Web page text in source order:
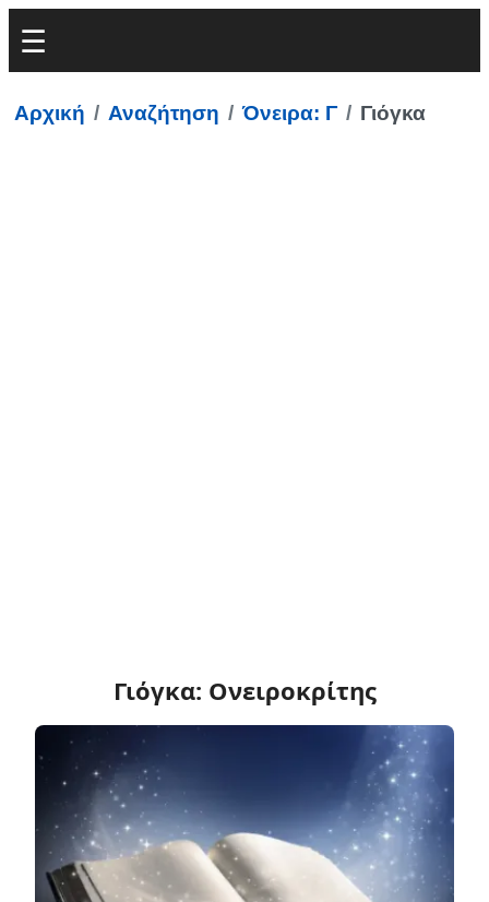
Αρχική Αναζήτηση Όνειρα: Γ Γιόγκα
Γιόγκα: Ονειροκρίτης